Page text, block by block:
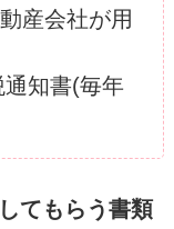
産会社が用
通知書(毎年
てもらう書類